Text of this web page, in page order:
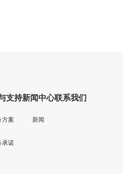
支持
方案
承诺
新闻中心
新闻
联系我们